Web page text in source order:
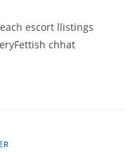
escort llistings
chhat